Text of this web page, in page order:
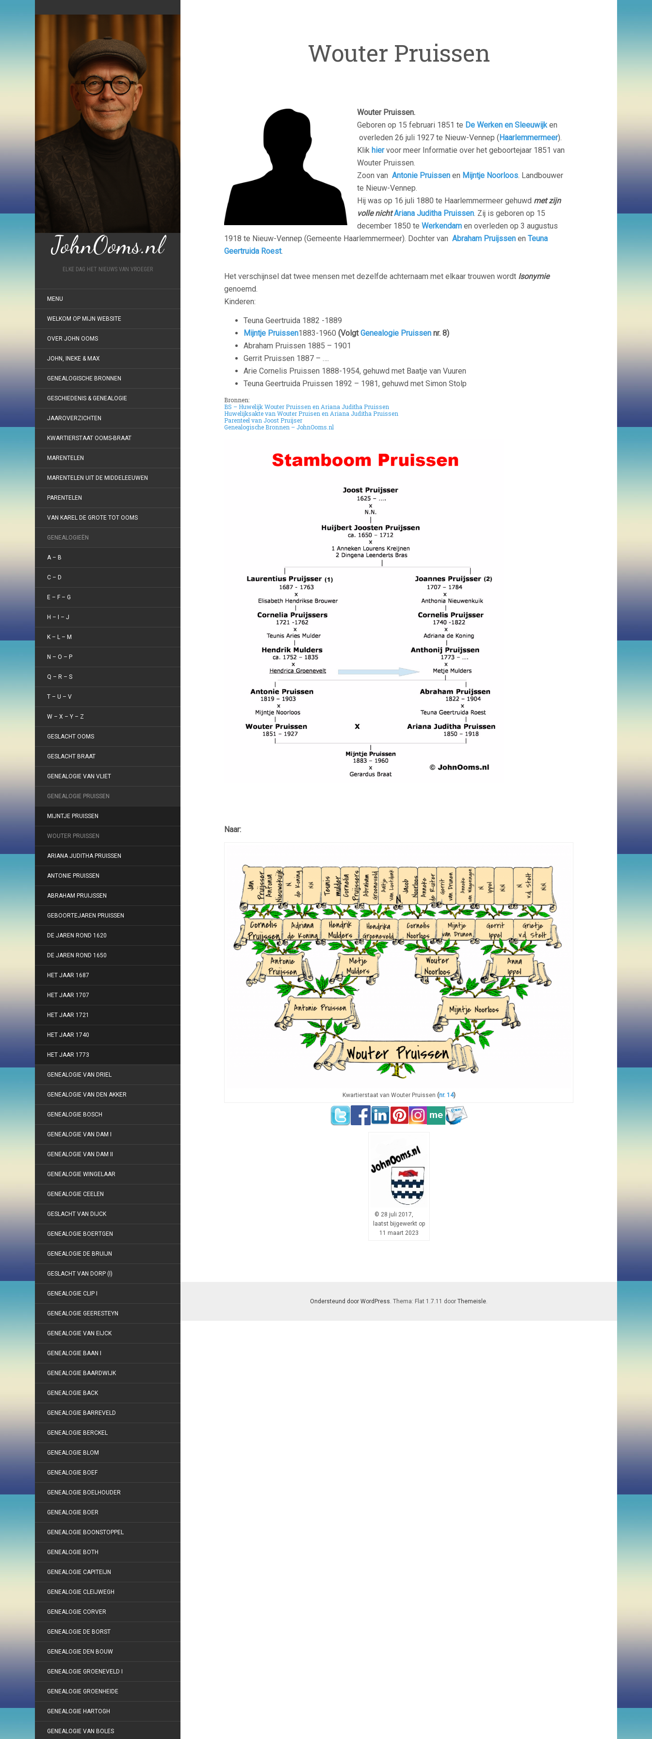
JohnOoms.nl
ELKE DAG HET NIEUWS VAN VROEGER
MENU
WELKOM OP MIJN WEBSITE
OVER JOHN OOMS
JOHN, INEKE & MAX
GENEALOGISCHE BRONNEN
GESCHIEDENIS & GENEALOGIE
JAAROVERZICHTEN
KWARTIERSTAAT OOMS-BRAAT
MARENTELEN
MARENTELEN UIT DE MIDDELEEUWEN
PARENTELEN
VAN KAREL DE GROTE TOT OOMS
GENEALOGIEËN
A – B
C – D
E – F – G
H – I – J
K – L – M
N – O – P
Q – R – S
T – U – V
W – X – Y – Z
GESLACHT OOMS
GESLACHT BRAAT
GENEALOGIE VAN VLIET
GENEALOGIE PRUISSEN
MIJNTJE PRUISSEN
WOUTER PRUISSEN
ARIANA JUDITHA PRUISSEN
ANTONIE PRUISSEN
ABRAHAM PRUIJSSEN
GEBOORTEJAREN PRUISSEN
DE JAREN ROND 1620
DE JAREN ROND 1650
HET JAAR 1687
HET JAAR 1707
HET JAAR 1721
HET JAAR 1740
HET JAAR 1773
GENEALOGIE VAN DRIEL
GENEALOGIE VAN DEN AKKER
GENEALOGIE BOSCH
GENEALOGIE VAN DAM I
GENEALOGIE VAN DAM II
GENEALOGIE WINGELAAR
GENEALOGIE CEELEN
GESLACHT VAN DIJCK
GENEALOGIE BOERTGEN
GENEALOGIE DE BRUIJN
GESLACHT VAN DORP (I)
GENEALOGIE CLIP I
GENEALOGIE GEERESTEYN
GENEALOGIE VAN EIJCK
GENEALOGIE BAAN I
GENEALOGIE BAARDWIJK
GENEALOGIE BACK
GENEALOGIE BARREVELD
GENEALOGIE BERCKEL
GENEALOGIE BLOM
GENEALOGIE BOEF
GENEALOGIE BOELHOUDER
GENEALOGIE BOER
GENEALOGIE BOONSTOPPEL
GENEALOGIE BOTH
GENEALOGIE CAPITEIJN
GENEALOGIE CLEIJWEGH
GENEALOGIE CORVER
GENEALOGIE DE BORST
GENEALOGIE DEN BOUW
GENEALOGIE GROENEVELD I
GENEALOGIE GROENHEIDE
GENEALOGIE HARTOGH
GENEALOGIE VAN BOLES
Wouter Pruissen
Wouter Pruissen.
Geboren op 15 februari 1851 te De Werken en Sleeuwijken
overleden 26 juli 1927 te Nieuw-Vennep (Haarlemmermeer).
Klik hiervoor meer Informatie over het geboortejaar 1851 van
Wouter Pruissen.
Zoon van Antonie Pruissen en Mijntje Noorloos. Landbouwer
te Nieuw-Vennep.
Hij was op 16 juli 1880 te Haarlemmermeer gehuwd met zijn
volle nicht Ariana Juditha Pruissen. Zij is geboren op 15
december 1850 te Werkendam en overleden op 3 augustus
1918 te Nieuw-Vennep (Gemeente Haarlemmermeer). Dochter van Abraham Pruijssen en Teuna
Geertruida Roest.
Het verschijnsel dat twee mensen met dezelfde achternaam met elkaar trouwen wordt Isonymie
genoemd.
Kinderen:
Teuna Geertruida 1882 -1889
Mijntje Pruissen1883-1960 (VolgtGenealogie Pruissen nr. 8)
Abraham Pruissen 1885 – 1901
Gerrit Pruissen 1887 – ….
Arie Cornelis Pruissen 1888-1954, gehuwd met Baatje van Vuuren
Teuna Geertruida Pruissen 1892 – 1981, gehuwd met Simon Stolp
Bronnen:
BS – Huwelijk Wouter Pruissen en Ariana Juditha Pruissen
Huwelijksakte van Wouter Pruisen en Ariana Juditha Pruissen
Parenteel van Joost Pruijser
Genealogische Bronnen – JohnOoms.nl
Naar:
Kwartierstaat van Wouter Pruissen (nr. 14)
© 28 juli 2017,
laatst bijgewerkt op
11 maart 2023
Ondersteund door WordPress . Thema: Flat 1.7.11 door Themeisle